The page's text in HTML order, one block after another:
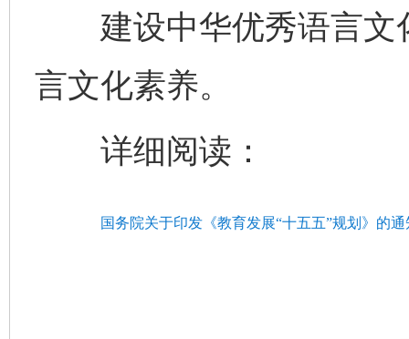
建设中华优秀语言文
言文化素养。
详细阅读：
国务院关于印发《教育发展“十五五”规划》的通